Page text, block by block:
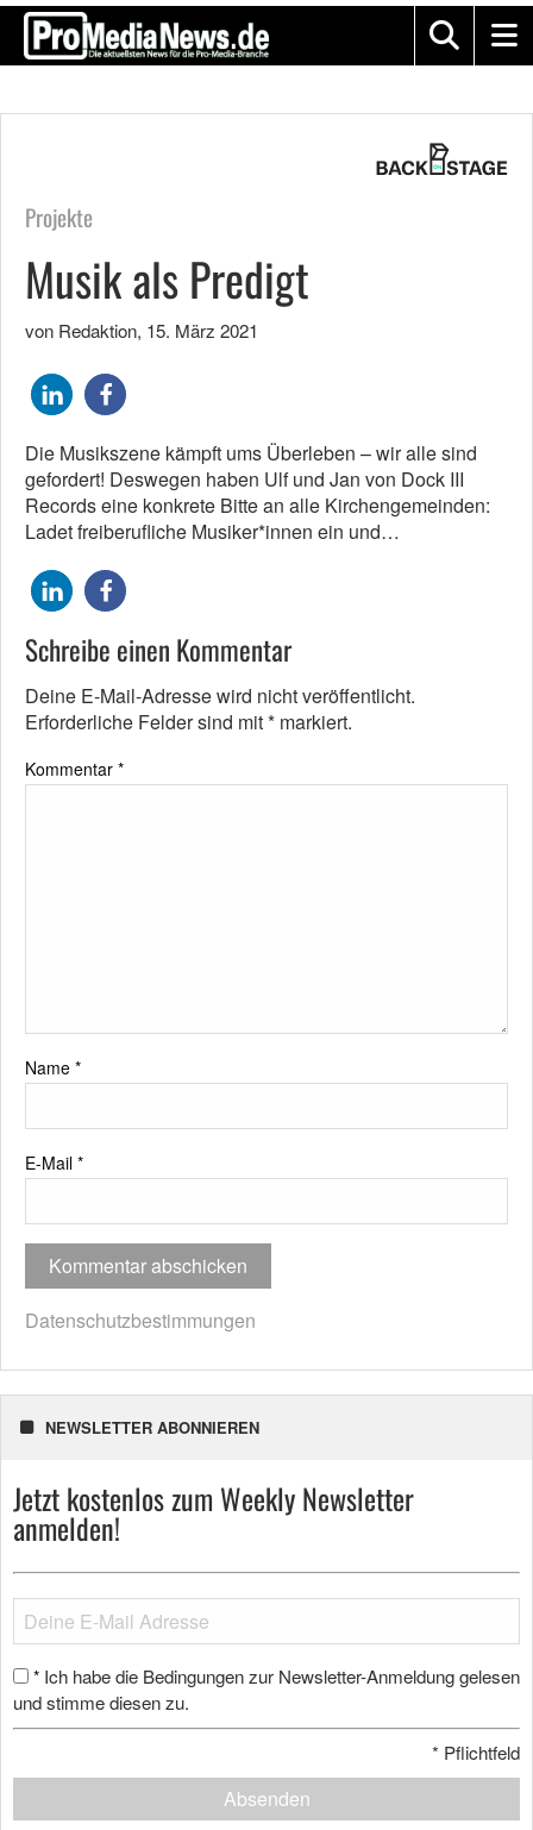
Projekte
Musik als Predigt
von Redaktion, 15. März 2021
Die Musikszene kämpft ums Überleben – wir alle sind
gefordert! Deswegen haben Ulf und Jan von Dock III
Records eine konkrete Bitte an alle Kirchengemeinden:
Ladet freiberufliche Musiker*innen ein und…
Schreibe einen Kommentar
Deine E-Mail-Adresse wird nicht veröffentlicht.
Erforderliche Felder sind mit* markiert.
Kommentar *
Name *
E-Mail *
Datenschutzbestimmungen
NEWSLETTER ABONNIEREN
Jetzt kostenlos zum Weekly Newsletter
anmelden!
* Ich habe die Bedingungen zur Newsletter-Anmeldung gelesen
und stimme diesen zu.
* Pflichtfeld
Absenden